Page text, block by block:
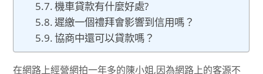
機車貸款有什麼好處?
遲繳一個禮拜會影響到信用嗎？
協商中還可以貸款嗎？
在網路上經營網拍一年多的陳小姐,因為網路上的客源不